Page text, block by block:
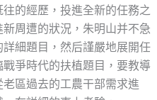
的經歷，投進全新的任務之
周遭的狀況，朱明山并不急
細題目，然后謹嚴地展開任
爭時代的扶植題目，要教導
區過去的工農干部需求進